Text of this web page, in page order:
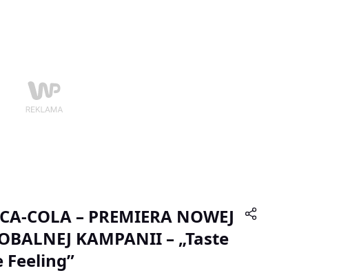
COLA – PREMIERA NOWEJ
KAMPANII – „Taste
Feeling”